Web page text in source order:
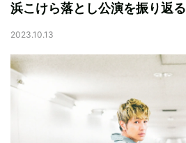
浜こけら落とし公演を振り返る
2023.10.13